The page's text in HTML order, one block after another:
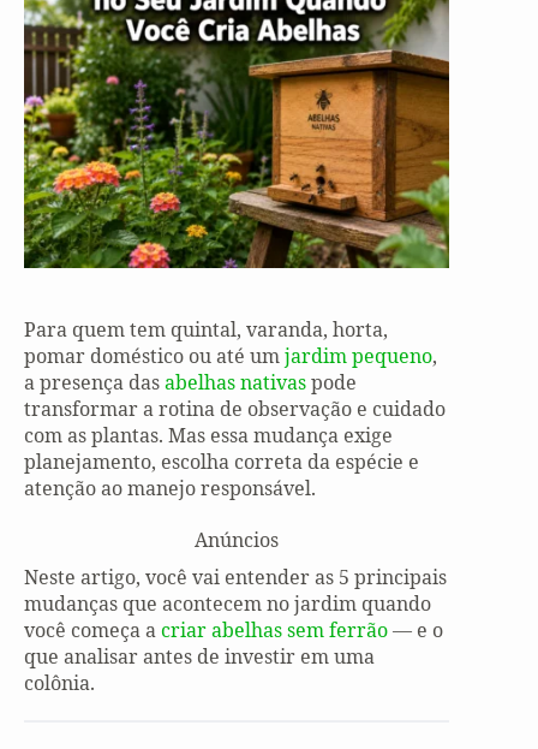
Para quem tem quintal, varanda, horta,
pomar doméstico ou até umjardim pequeno,
a presença dasabelhas nativaspode
transformar a rotina de observação e cuidado
com as plantas. Mas essa mudança exige
planejamento, escolha correta da espécie e
atenção ao manejo responsável.
Anúncios
Neste artigo, você vai entender as 5 principais
mudanças que acontecem no jardim quando
você começa acriar abelhas sem ferrão— e o
que analisar antes de investir em uma
colônia.